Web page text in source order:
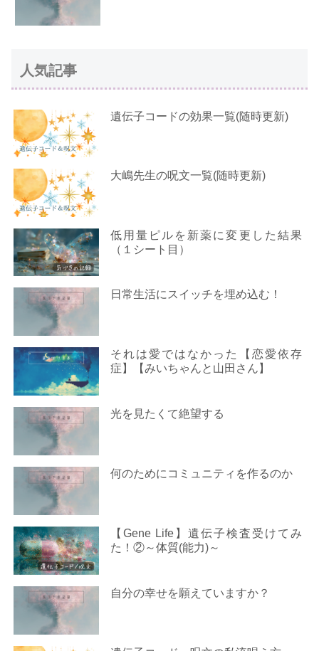
人気記事
遺伝子コードの効果一覧(随時更新)
大嶋先生の呪文一覧(随時更新)
低用量ピルを新薬に変更した結果
（１シート目）
日常生活にスイッチを埋め込む！
それは愛ではなかった【恋愛依存
症】【みいちゃんと山田さん】
光を見たくて絶望する
何のためにコミュニティを作るのか
【Gene Life】遺伝子検査受けてみ
た！②～体質(能力)～
自分の幸せを願えていますか？